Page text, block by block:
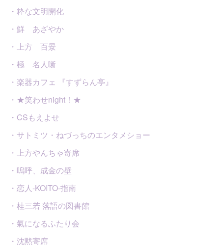
・粋な文明開化
・鮮 あざやか
・上方 百景
・極 名人噺
・楽器カフェ 『すずらん亭』
・★笑わせnight！★
・CSもえよせ
・サトミツ・ねづっちのエンタメショー
・上方やんちゃ寄席
・嗚呼、成金の壁
・恋人-KOITO-指南
・桂三若 落語の図書館
・氣になるふたり会
・沈黙寄席